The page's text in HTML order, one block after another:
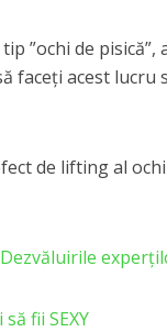
”ochi de
faceți acest
de lifting al
fii SEXY